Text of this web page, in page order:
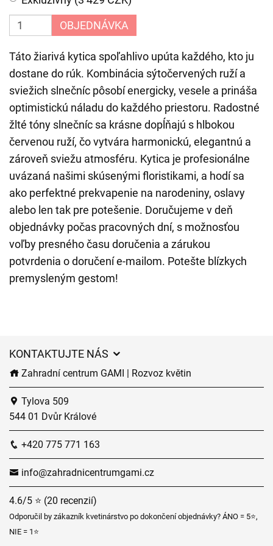
OBJEDNÁVKA
Táto žiarivá kytica spoľahlivo upúta každého, kto ju
dostane do rúk. Kombinácia sýtočervených ruží a
sviežich slnečníc pôsobí energicky, vesele a prináša
optimistickú náladu do každého priestoru. Radostné
žlté tóny slnečníc sa krásne dopĺňajú s hlbokou
červenou ruží, čo vytvára harmonickú, elegantnú a
zároveň sviežu atmosféru. Kytica je profesionálne
uvázaná našimi skúsenými floristikami, a hodí sa
ako perfektné prekvapenie na narodeniny, oslavy
alebo len tak pre potešenie. Doručujeme v deň
objednávky počas pracovných dní, s možnosťou
voľby presného času doručenia a zárukou
potvrdenia o doručení e-mailom. Potešte blízkych
premysleným gestom!
KONTAKTUJTE NÁS
Zahradní centrum GAMI | Rozvoz květin
Tylova 509
544 01 Dvůr Králové
+420 775 771 163
info@zahradnicentrumgami.cz
4.6/5 ⭐ (20 recenzií)
Odporučil by zákazník kvetinárstvo po dokončení objednávky? ÁNO = 5⭐,
NIE = 1⭐